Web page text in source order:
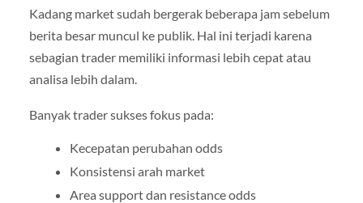
Kadang market sudah bergerak beberapa jam sebelum
berita besar muncul ke publik. Hal ini terjadi karena
sebagian trader memiliki informasi lebih cepat atau
analisa lebih dalam.
Banyak trader sukses fokus pada:
Kecepatan perubahan odds
Konsistensi arah market
Area support dan resistance odds